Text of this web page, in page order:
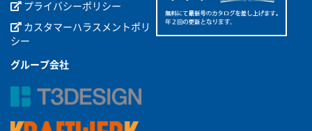
プライバシーポリシー
カスタマーハラスメントポリ
シー
グループ会社